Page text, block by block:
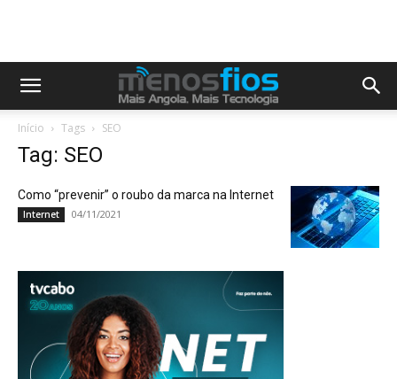
Início Tags SEO
Tag: SEO
Como “prevenir” o roubo da marca na Internet
Internet 04/11/2021